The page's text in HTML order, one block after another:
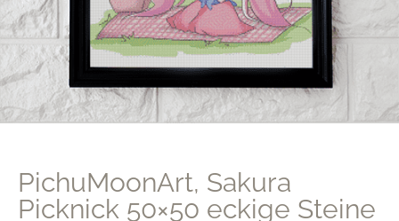
PichuMoonArt, Sakura
Picknick 50×50 eckige Steine